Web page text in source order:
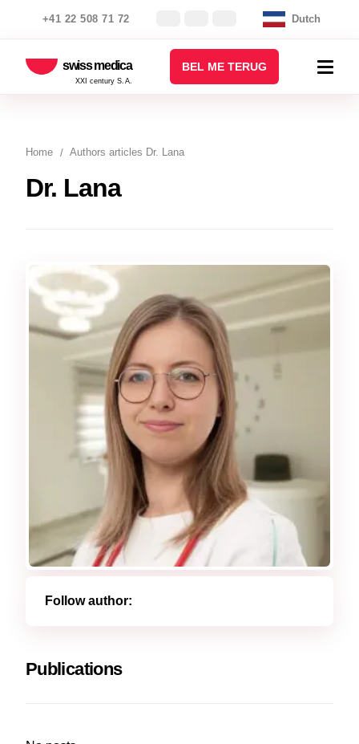
+41 22 508 71 72 Dutch
swiss medica
XXI century S.A.
BEL ME TERUG
Home Authors articles Dr. Lana
Dr. Lana
Follow author:
Publications